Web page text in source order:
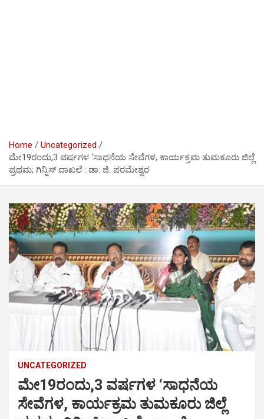
Home
Uncategorized
ಮೇ19ರಂದು,3 ವರ್ಷಗಳ ‘ಸಾಧನೆಯ ಸೇವೆಗಳ, ಕಾರ್ಯಕ್ರಮ ತುಮಕೂರು ಜಿಲ್ಲೆ
ಪ್ರಥಮ; ಗಿನ್ನಿಸ್ ದಾಖಲೆ : ಡಾ: ಜಿ. ಪರಮೇಶ್ವರ
UNCATEGORIZED
ಮೇ19ರಂದು,3 ವರ್ಷಗಳ ‘ಸಾಧನೆಯ
ಸೇವೆಗಳ, ಕಾರ್ಯಕ್ರಮ ತುಮಕೂರು ಜಿಲ್ಲೆ